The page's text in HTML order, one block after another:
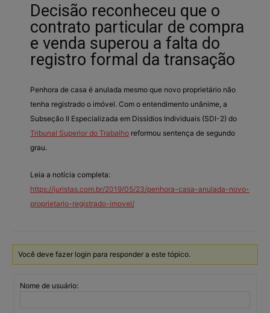
Decisão reconheceu que o
contrato particular de compra
e venda superou a falta do
registro formal da transação
Penhora de casa é anulada mesmo que novo proprietário não
tenha registrado o imóvel. Com o entendimento unânime, a
Subseção II Especializada em Dissídios Individuais (SDI-2) do
Tribunal Superior do Trabalho reformou sentença de segundo
grau.
Leia a notícia completa:
https://juristas.com.br/2019/05/23/penhora-casa-anulada-novo-
proprietario-registrado-imovel/
Você deve fazer login para responder a este tópico.
Nome de usuário: